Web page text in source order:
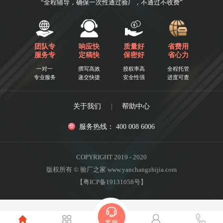
“全程辅导，确保一次性通过验厂，不通过不收费”
团队专
服务专
一对一
专业服务
响应快
定稿快
撰写高效
递交快捷
质量好
保密好
授权率高
安全性强
省费用
省心力
全程托管
进度可查
关于我们 | 帮助中心
服务热线： 400 008 6006
COPYRIGHT 2019 - 2020
版权所有 © 验厂之家 www.yanchangzhijia.com
【粤ICP备19131058号】